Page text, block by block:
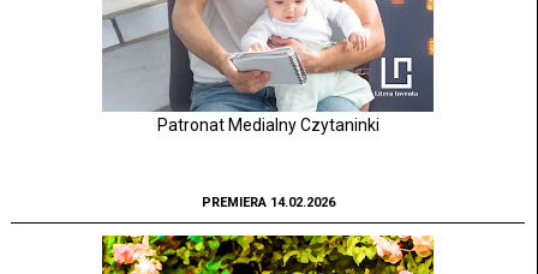
Patronat Medialny Czytaninki
PREMIERA 14.02.2026